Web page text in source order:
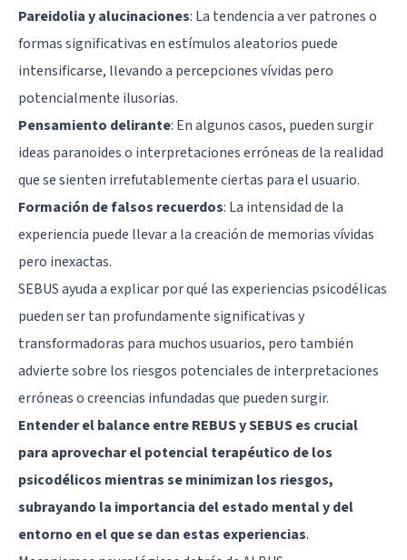
Pareidolia y alucinaciones: La tendencia a ver patrones o
formas significativas en estímulos aleatorios puede
intensificarse, llevando a percepciones vívidas pero
potencialmente ilusorias.
Pensamiento delirante: En algunos casos, pueden surgir
ideas paranoides o interpretaciones erróneas de la realidad
que se sienten irrefutablemente ciertas para el usuario.
Formación de falsos recuerdos: La intensidad de la
experiencia puede llevar a la creación de memorias vívidas
pero inexactas.
SEBUS ayuda a explicar por qué las experiencias psicodélicas
pueden ser tan profundamente significativas y
transformadoras para muchos usuarios, pero también
advierte sobre los riesgos potenciales de interpretaciones
erróneas o creencias infundadas que pueden surgir.
Entender el balance entre REBUS y SEBUS es crucial
para aprovechar el potencial terapéutico de los
psicodélicos mientras se minimizan los riesgos,
subrayando la importancia del estado mental y del
entorno en el que se dan estas experiencias.